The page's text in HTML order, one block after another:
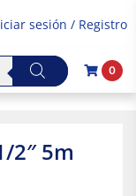
sesión / Registro
0
2″ 5m